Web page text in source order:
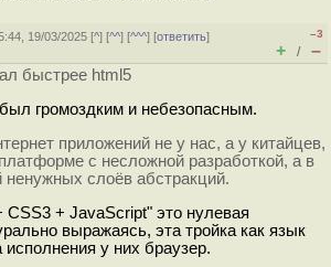
19/03/2025 [^] [^^] [^^^] [ответить]
–3
+ / –
быстрее html5
громоздким и небезопасным.
приложений не у нас, а у китайцев,
с несложной разработкой, а в
ненужных слоёв абстракций.
CSS3 + JavaScript" это нулевая
выражаясь, эта тройка как язык
у них браузер.